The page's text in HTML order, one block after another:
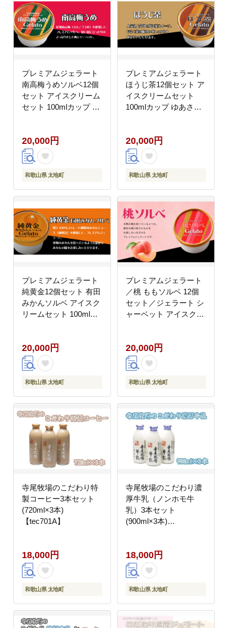
プレミアムジェラート
南高梅うめソルベ12個
セット アイスクリーム
セット 100mlカップ ゆ
20,000円
和歌山県 太地町
プレミアムジェラート
ほうじ茶12個セット ア
イスクリームセット
100mlカップ ゆあさジ
20,000円
和歌山県 太地町
プレミアムジェラート
純黄金12個セット 有田
みかんソルベ アイスク
リームセット 100mlカ
08】
20,000円
和歌山県 太地町
プレミアムジェラート
／桃 ももソルベ 12個
セット／ジェラート シ
ャーベット アイスクリ
紀伊国屋文左衛門本舗
【ntbt700-10】
20,000円
和歌山県 太地町
寺尾牧場のこだわり特
製コーヒー3本セット
(720ml×3本)
【tec701A】
18,000円
和歌山県 太地町
寺尾牧場のこだわり濃
厚牛乳（ノンホモ牛
乳）3本セット
(900ml×3本)
18,000円
和歌山県 太地町